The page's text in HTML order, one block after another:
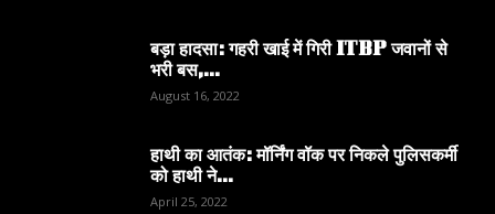
बड़ा हादसा: गहरी खाई में गिरी ITBP जवानों से
भरी बस,...
August 16, 2022
हाथी का आतंक: मॉर्निंग वॉक पर निकले पुलिसकर्मी
को हाथी ने...
April 25, 2022